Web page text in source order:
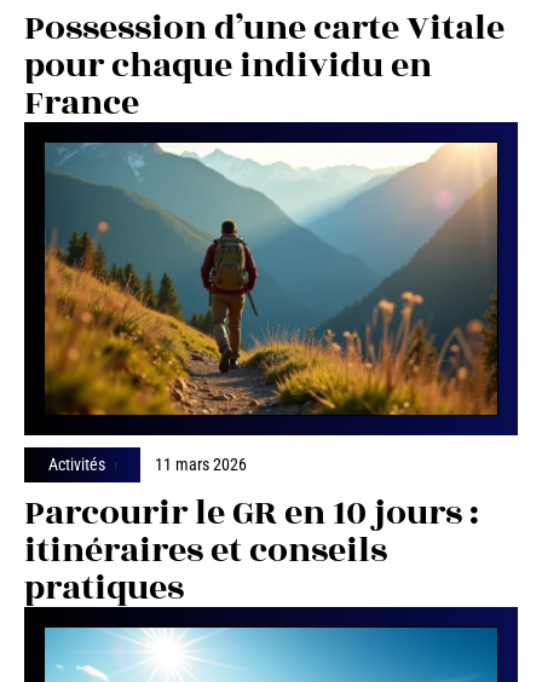
Possession d’une carte Vitale
pour chaque individu en
France
Activités 11 mars 2026
Parcourir le GR en 10 jours :
itinéraires et conseils
pratiques